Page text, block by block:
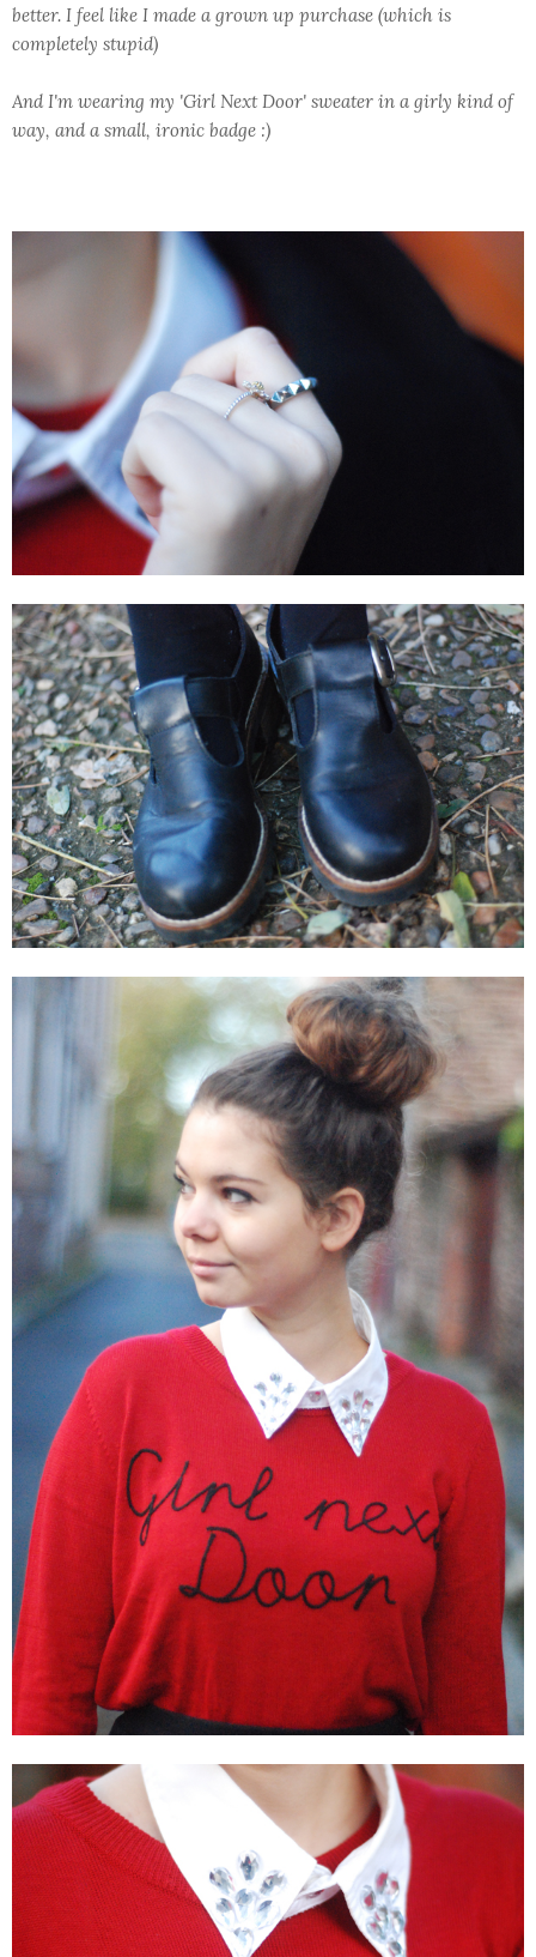
better. I feel like I made a grown up purchase (which is
completely stupid)
And I'm wearing my 'Girl Next Door' sweater in a girly kind of
way, and a small, ironic badge :)